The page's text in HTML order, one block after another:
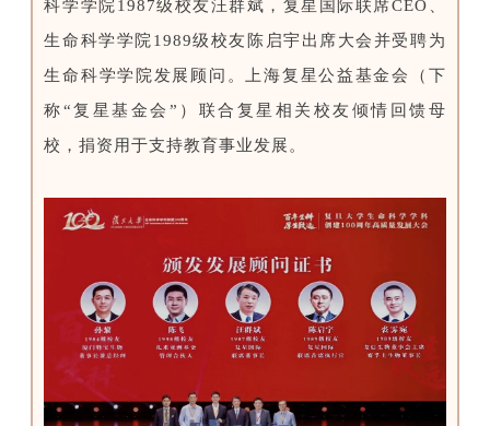
科学学院1987级校友汪群斌，复星国际联席CEO、
生命科学学院1989级校友陈启宇出席大会并受聘为
生命科学学院发展顾问。上海复星公益基金会（下
称“复星基金会”）联合复星相关校友倾情回馈母
校，捐资用于支持教育事业发展。